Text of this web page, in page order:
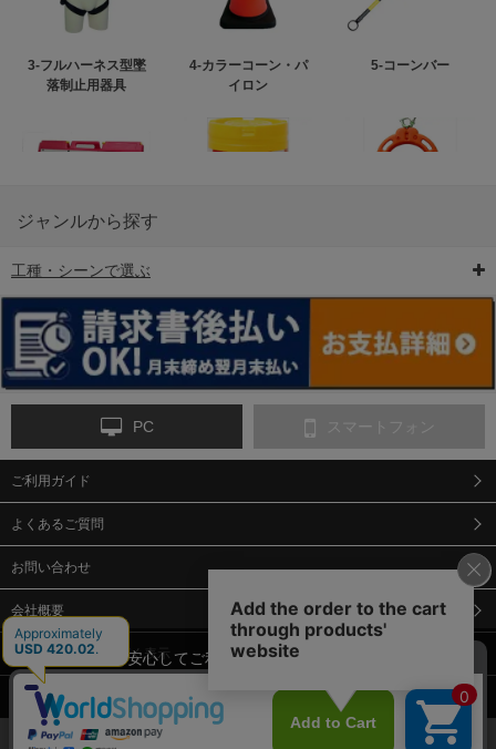
3-フルハーネス型墜
落制止用器具
4-カラーコーン・パ
イロン
5-コーンバー
6-矢印板/LED矢印板
ンス
9-点字マット・タイ
12-安全ベスト
13-誘導灯・誘導棒・
合図灯・手旗
14-ライフジャケット
ジャンルから探す
工種・シーンで選ぶ
PC スマートフォン
ご利用ガイド
よくあるご質問
お問い合わせ
会社概要
特定商取引法に基づく表示
個人情報保護方針
当サイトでは、安心してご利用いただくため（なりすまし防止
等）、またサイトの利便性向上のため、クッキー(Cookie)を使用
しています。 サイトのクッキー(Cookie)の使用に関しては、「プ
ライバシーポリシー」をお読みください。